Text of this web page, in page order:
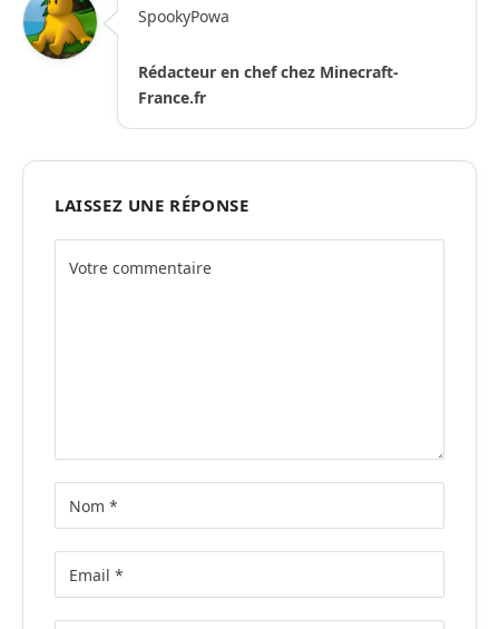
SpookyPowa
Rédacteur en chef chez Minecraft-
France.fr
LAISSEZ UNE RÉPONSE